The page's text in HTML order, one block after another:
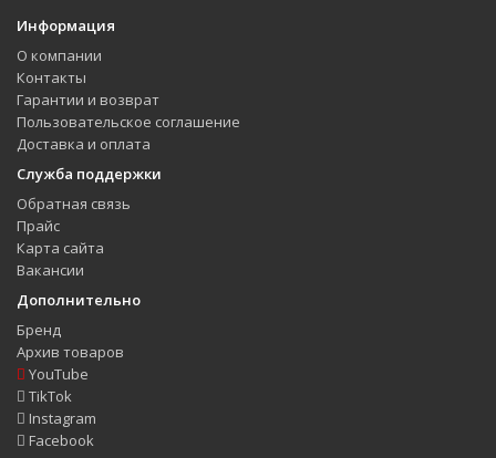
Информация
О компании
Контакты
Гарантии и возврат
Пользовательское соглашение
Доставка и оплата
Служба поддержки
Обратная связь
Прайс
Карта сайта
Вакансии
Дополнительно
Бренд
Архив товаров
YouTube
TikTok
Instagram
Facebook